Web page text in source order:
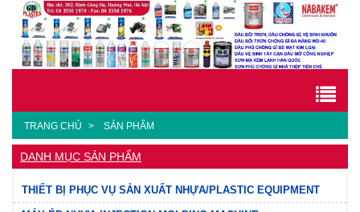
TRANG CHỦ SẢN PHẨM
DANH MỤC SẢN PHẨM
THIẾT BỊ PHỤC VỤ SẢN XUẤT NHỰA/PLASTIC EQUIPMENT